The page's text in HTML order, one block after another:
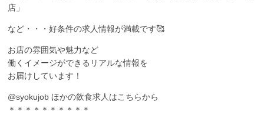
店」
など・・・好条件の求人情報が満載です🥰
お店の雰囲気や魅力など
働くイメージができるリアルな情報を
お届けしています！
@syokujob ︎ほかの飲食求人はこちらから
＊＊＊＊＊＊＊＊＊＊